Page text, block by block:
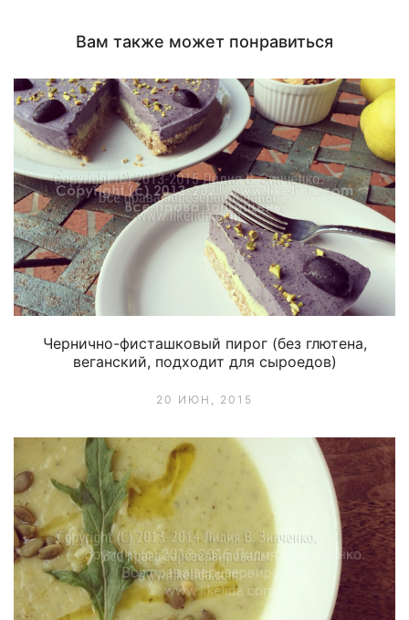
Вам также может понравиться
Чернично-фисташковый пирог (без глютена,
веганский, подходит для сыроедов)
20 ИЮН, 2015